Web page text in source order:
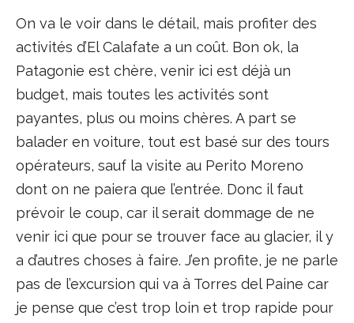
On va le voir dans le détail, mais profiter des
activités d’El Calafate a un coût. Bon ok, la
Patagonie est chère, venir ici est déjà un
budget, mais toutes les activités sont
payantes, plus ou moins chères. A part se
balader en voiture, tout est basé sur des tours
opérateurs, sauf la visite au Perito Moreno
dont on ne paiera que l’entrée. Donc il faut
prévoir le coup, car il serait dommage de ne
venir ici que pour se trouver face au glacier, il y
a d’autres choses à faire. J’en profite, je ne parle
pas de l’excursion qui va à Torres del Paine car
je pense que c’est trop loin et trop rapide pour